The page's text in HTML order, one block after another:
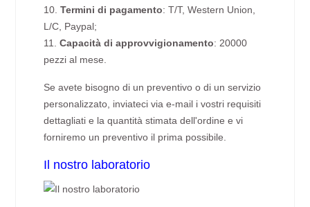
10.Termini di pagamento: T/T, Western Union,
L/C, Paypal;
11.Capacità di approvvigionamento: 20000
pezzi al mese.
Se avete bisogno di un preventivo o di un servizio
personalizzato, inviateci via e-mail i vostri requisiti
dettagliati e la quantità stimata dell'ordine e vi
forniremo un preventivo il prima possibile.
Il nostro laboratorio